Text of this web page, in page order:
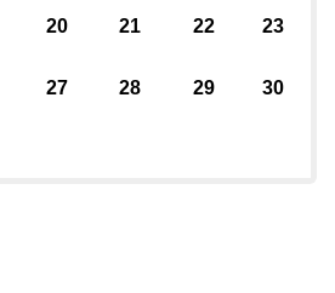
20 21 22 23
27 28 29 30